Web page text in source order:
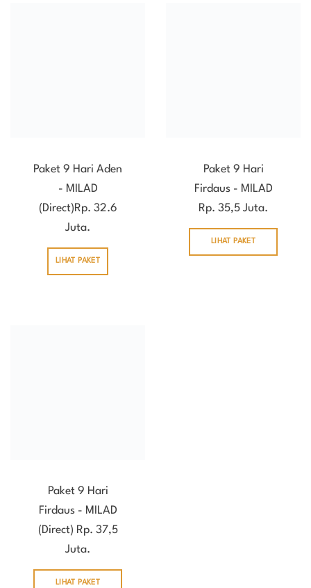
Paket 9 Hari Aden
- MILAD
(Direct)Rp. 32.6
Juta.
LIHAT PAKET
Paket 9 Hari
Firdaus - MILAD
Rp. 35,5 Juta.
LIHAT PAKET
Paket 9 Hari
Firdaus - MILAD
(Direct) Rp. 37,5
Juta.
LIHAT PAKET